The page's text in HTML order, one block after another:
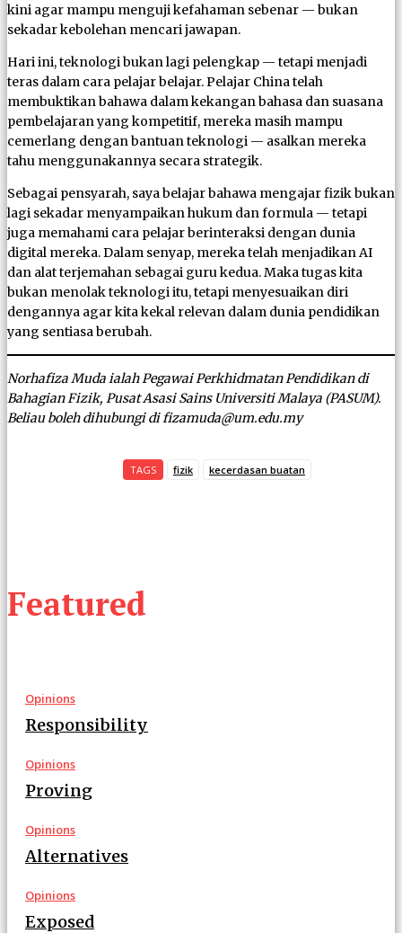
Featured
Opinions
Responsibility
Opinions
Proving
Opinions
Alternatives
Opinions
Exposed
kini agar mampu menguji kefahaman sebenar — bukan
sekadar kebolehan mencari jawapan.
Hari ini, teknologi bukan lagi pelengkap — tetapi menjadi
teras dalam cara pelajar belajar. Pelajar China telah
membuktikan bahawa dalam kekangan bahasa dan suasana
pembelajaran yang kompetitif, mereka masih mampu
cemerlang dengan bantuan teknologi — asalkan mereka
tahu menggunakannya secara strategik.
Sebagai pensyarah, saya belajar bahawa mengajar fizik bukan
lagi sekadar menyampaikan hukum dan formula — tetapi
juga memahami cara pelajar berinteraksi dengan dunia
digital mereka. Dalam senyap, mereka telah menjadikan AI
dan alat terjemahan sebagai guru kedua. Maka tugas kita
bukan menolak teknologi itu, tetapi menyesuaikan diri
dengannya agar kita kekal relevan dalam dunia pendidikan
yang sentiasa berubah.
Norhafiza Muda ialah Pegawai Perkhidmatan Pendidikan di
Bahagian Fizik, Pusat Asasi Sains Universiti Malaya (PASUM).
Beliau boleh dihubungi di fizamuda@um.edu.my
TAGS fizik kecerdasan buatan